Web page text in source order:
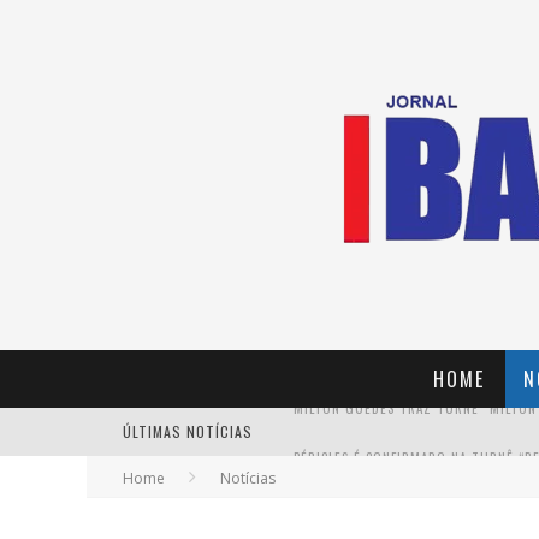
HOME
ÚLTIMAS NOTÍCIAS
Home Notícias